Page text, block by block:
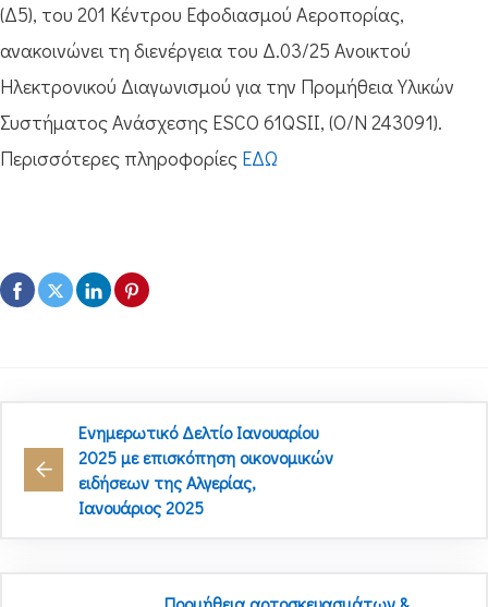
(Δ5), του 201 Κέντρου Εφοδιασμού Αεροπορίας,
ανακοινώνει τη διενέργεια του Δ.03/25 Ανοικτού
Ηλεκτρονικού Διαγωνισμού για την Προμήθεια Yλικών
Συστήματος Ανάσχεσης ESCO 61QSII, (O/N 243091).
Περισσότερες πληροφορίες ΕΔΩ
Ενημερωτικό Δελτίο Ιανουαρίου
2025 με επισκόπηση οικονομικών
ειδήσεων της Αλγερίας,
Ιανουάριος 2025